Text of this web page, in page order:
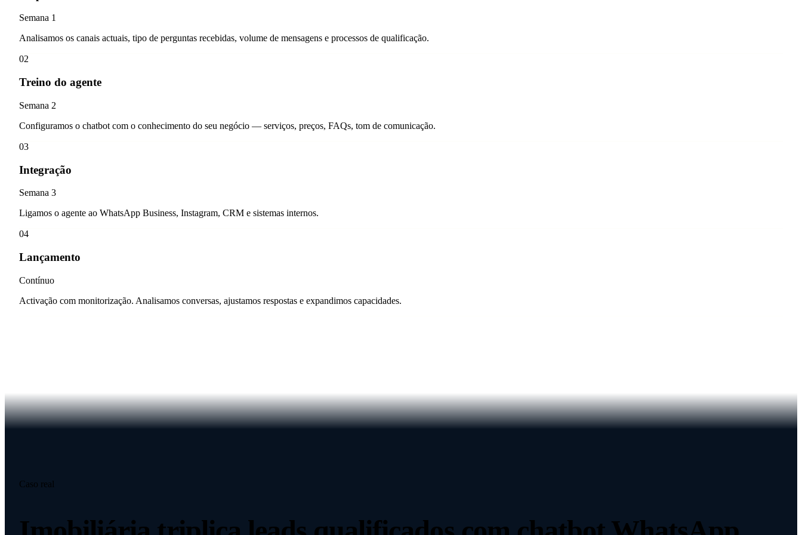
Semana 1
Analisamos os canais actuais, tipo de perguntas recebidas, volume de mensagens e processos de qualificação.
02
Treino do agente
Semana 2
Configuramos o chatbot com o conhecimento do seu negócio — serviços, preços, FAQs, tom de comunicação.
03
Integração
Semana 3
Ligamos o agente ao WhatsApp Business, Instagram, CRM e sistemas internos.
04
Lançamento
Contínuo
Activação com monitorização. Analisamos conversas, ajustamos respostas e expandimos capacidades.
Caso real